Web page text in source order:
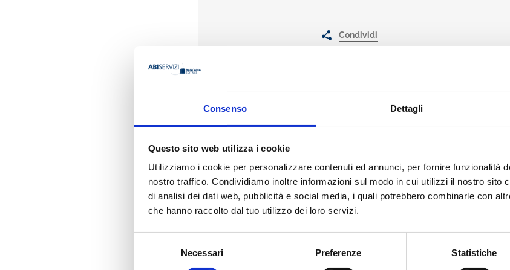
Consenso Dettagli
Questo sito web utilizza i cookie
Utilizziamo i cookie per personalizzare contenuti ed annunci, per fornire funzionalità
nostro traffico. Condividiamo inoltre informazioni sul modo in cui utilizzi il nostro sito
di analisi dei dati web, pubblicità e social media, i quali potrebbero combinarle con
che hanno raccolto dal tuo utilizzo dei loro servizi.
Necessari Preferenze Statistiche
Condividi
In un mondo che cambia rapidamente, caratterizzato da trasformazioni
Private Banking ha saputo evolversi per rispondere con efficacia alle sfide di
adattarsi alle esigenze di una clientela sempre più sofisticata ha permesso
consolidando al contempo un livello di soddisfazione tra i clienti
L’Annuario Generale Private Banking si inserisce in questo contesto
raccontare il contributo di una community che, grazie alla collaborazione di
Studi professionali, Società di consulenza e altri operatori della filiera,
Oltre alla consueta dettagliata descrizione degli Associati, questa edizione
redatti da alcuni dei principali operatori: dagli investimenti nei mercati privati,
reale, all’impatto dell’intelligenza artificiale sui modelli di servizio, fino alle
patrimoniale per una vita attiva sempre più lunga. Quest’anno, abbiamo il